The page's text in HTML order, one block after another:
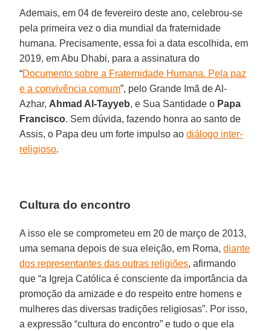
Ademais, em 04 de fevereiro deste ano, celebrou-se
pela primeira vez o dia mundial da fraternidade
humana. Precisamente, essa foi a data escolhida, em
2019, em Abu Dhabi, para a assinatura do
“Documento sobre a Fraternidade Humana. Pela paz
e a convivência comum”, pelo Grande Imã de Al-
Azhar, Ahmad Al-Tayyeb, e Sua Santidade o Papa
Francisco. Sem dúvida, fazendo honra ao santo de
Assis, o Papa deu um forte impulso aodiálogo inter-
religioso.
Cultura do encontro
A isso ele se comprometeu em 20 de março de 2013,
uma semana depois de sua eleição, em Roma,diante
dos representantes das outras religiões, afirmando
que “a Igreja Católica é consciente da importância da
promoção da amizade e do respeito entre homens e
mulheres das diversas tradições religiosas”. Por isso,
a expressão “cultura do encontro” e tudo o que ela